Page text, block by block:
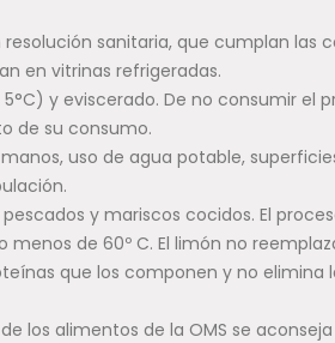
sanitaria, que cumplan las
en vitrinas refrigeradas.
y eviscerado. De no consumir el
de su consumo.
uso de agua potable,
y mariscos cocidos. El
de 60º C. El limón no
que los componen y no elimina
los alimentos de la OMS se